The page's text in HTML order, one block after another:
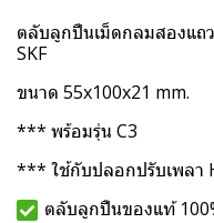
ตลับลูกปืนเม็ดกลมสองแถ
SKF
ขนาด 55x100x21 mm.
*** พร้อมรุ่น C3
*** ใช้กับปลอกปรับเพลา
ตลับลูกปืนของแท้